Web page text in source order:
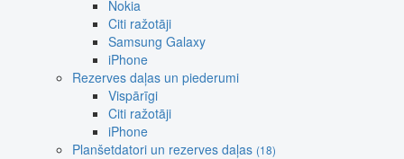
Nokia
Citi ražotāji
Samsung Galaxy
iPhone
Rezerves daļas un piederumi
Vispārīgi
Citi ražotāji
iPhone
Planšetdatori un rezerves daļas (18)